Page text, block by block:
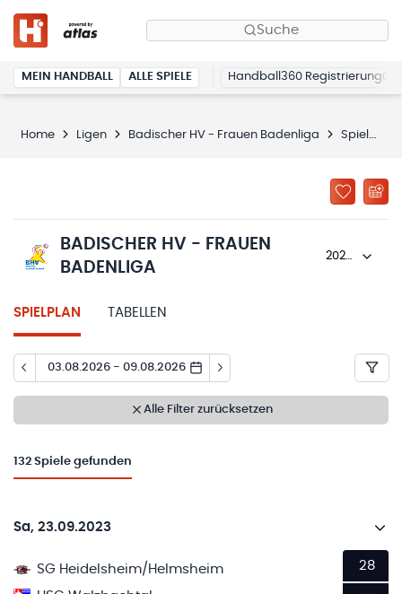
Suche
MEIN HANDBALL ALLE SPIELE Handball360 Registrierung
Home Ligen Badischer HV - Frauen Badenliga Spielplan
BADISCHER HV - FRAUEN
BADENLIGA
2023/24
SPIELPLAN TABELLEN
03.08.2026 - 09.08.2026
Alle Filter zurücksetzen
132 Spiele gefunden
Sa, 23.09.2023
SG Heidelsheim/Helmsheim
28